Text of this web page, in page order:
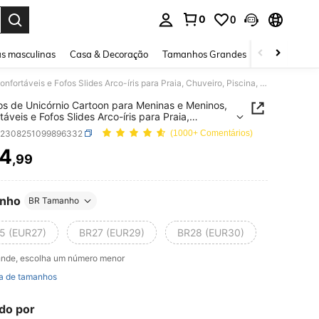
0 0
masculinas Casa & Decoração Tamanhos Grandes Joias e
Chinelos de Unicórnio Cartoon para Meninas e Meninos, Confortáveis e Fofos Slides Arco-íris para Praia, Chuveiro, Piscina, Uso Interno e Externo
de Unicórnio Cartoon para Meninas e Meninos,
e Fofos Slides Arco-íris para Praia,
Piscina, Uso Interno e Externo
(1000+ Comentários)
AND AVAILABILITY
,99
BR Tamanho
(EUR27) BR27 (EUR29) BR28 (EUR30)
escolha um número menor
de tamanhos
por